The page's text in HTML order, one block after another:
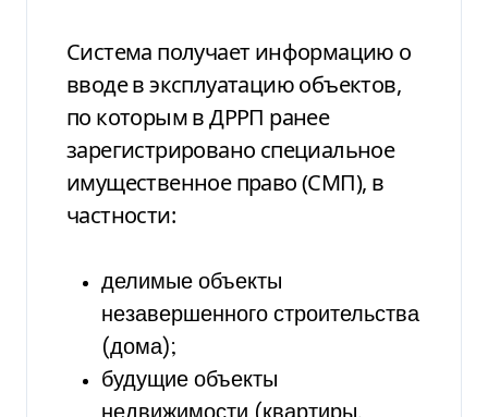
Система получает информацию о
вводе в эксплуатацию объектов,
по которым в ДРРП ранее
зарегистрировано специальное
имущественное право (СМП), в
частности:
делимые объекты
незавершенного строительства
(дома);
будущие объекты